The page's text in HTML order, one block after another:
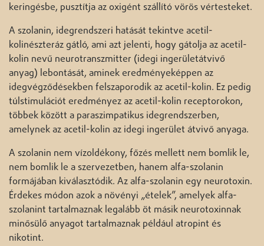
keringésbe, pusztítja az oxigént szállító vörös vértesteket.
A szolanin, idegrendszeri hatását tekintve acetil-
kolinészteráz gátló, ami azt jelenti, hogy gátolja az acetil-
kolin nevű neurotranszmitter (idegi ingerületátvivő
anyag) lebontását, aminek eredményeképpen az
idegvégződésekben felszaporodik az acetil-kolin. Ez pedig
túlstimulációt eredményez az acetil-kolin receptorokon,
többek között a paraszimpatikus idegrendszerben,
amelynek az acetil-kolin az idegi ingerület átvivő anyaga.
A szolanin nem vízoldékony, főzés mellett nem bomlik le,
nem bomlik le a szervezetben, hanem alfa-szolanin
formájában kiválasztódik. Az alfa-szolanin egy neurotoxin.
Érdekes módon azok a növényi „ételek”, amelyek alfa-
szolanint tartalmaznak legalább öt másik neurotoxinnak
minősülő anyagot tartalmaznak például atropint és
nikotint.